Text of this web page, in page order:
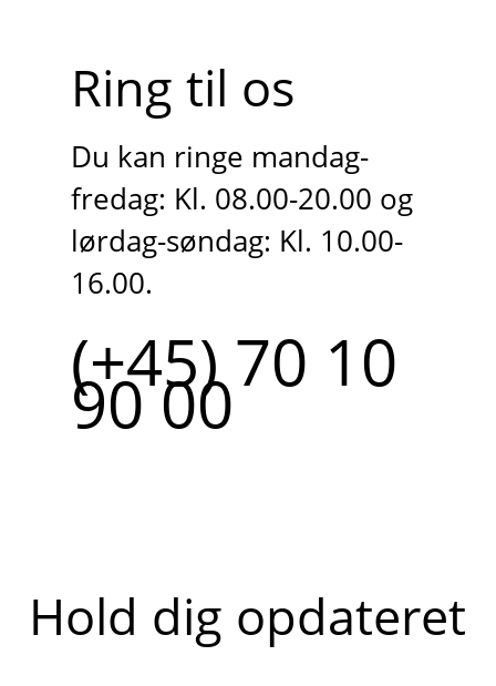
Ring til os
Du kan ringe mandag-
fredag: Kl. 08.00-20.00 og
lørdag-søndag: Kl. 10.00-
16.00.
(+45) 70 10
90 00
Hold dig opdateret